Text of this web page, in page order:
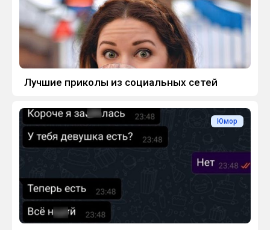
Лучшие приколы из социальных сетей
Юмор